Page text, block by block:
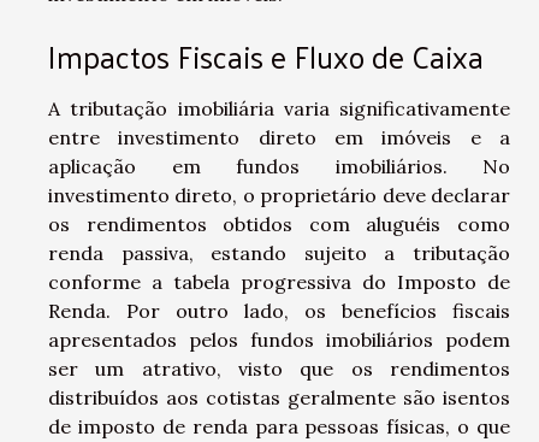
Impactos Fiscais e Fluxo de Caixa
A tributação imobiliária varia significativamente
entre investimento direto em imóveis e a
aplicação em fundos imobiliários. No
investimento direto, o proprietário deve declarar
os rendimentos obtidos com aluguéis como
renda passiva, estando sujeito a tributação
conforme a tabela progressiva do Imposto de
Renda. Por outro lado, os benefícios fiscais
apresentados pelos fundos imobiliários podem
ser um atrativo, visto que os rendimentos
distribuídos aos cotistas geralmente são isentos
de imposto de renda para pessoas físicas, o que